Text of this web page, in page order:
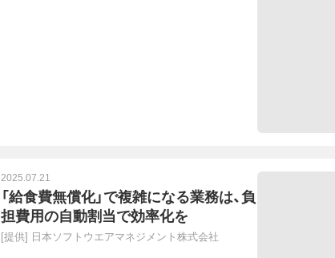
2025.07.21
「給食費無償化」で複雑になる業務は、負
担費用の自動割当で効率化を
[提供] 日本ソフトウエアマネジメント株式会社